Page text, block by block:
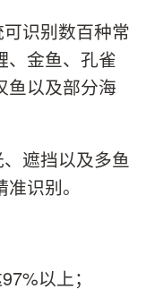
识别数百种常
、金鱼、孔雀
鱼以及部分海
遮挡以及多鱼
识别。
以上；